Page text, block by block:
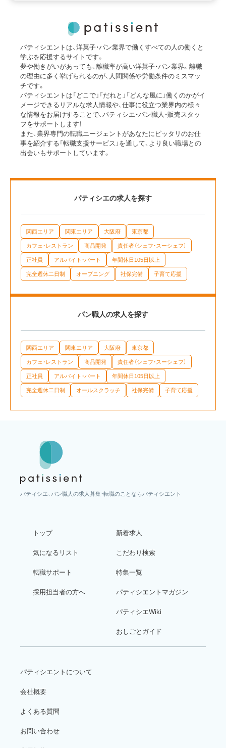
パティシエントは、洋菓子・パン業界で働くすべての人の働くと
学ぶを応援するサイトです。
夢や働きがいがあっても、離職率が高い洋菓子・パン業界。離職
の理由に多く挙げられるのが、人間関係や労働条件のミスマッ
チです。
パティシエントは「どこで」「だれと」「どんな風に」働くのかがイ
メージできるリアルな求人情報や、仕事に役立つ業界内の様々
な情報をお届けすることで、パティシエ・パン職人・販売スタッ
フをサポートします！
また、業界専門の転職エージェントがあなたにピッタリのお仕
事を紹介する「転職支援サービス」を通して、より良い職場との
出会いもサポートしています。
パティシエの求人を探す
関西エリア 関東エリア 大阪府 東京都
カフェ・レストラン 商品開発 責任者（シェフ・スーシェフ）
正社員 アルバイト・パート 年間休日105日以上
完全週休二日制 オープニング 社保完備 子育て応援
パン職人の求人を探す
関西エリア 関東エリア 大阪府 東京都
カフェ・レストラン 商品開発 責任者（シェフ・スーシェフ）
正社員 アルバイト・パート 年間休日105日以上
完全週休二日制 オールスクラッチ 社保完備 子育て応援
パティシエ、パン職人の求人募集・転職のことならパティシエント
トップ
気になるリスト
転職サポート
採用担当者の方へ
新着求人
こだわり検索
特集一覧
パティシエントマガジン
パティシエWiki
おしごとガイド
パティシエントについて
会社概要
よくある質問
お問い合わせ